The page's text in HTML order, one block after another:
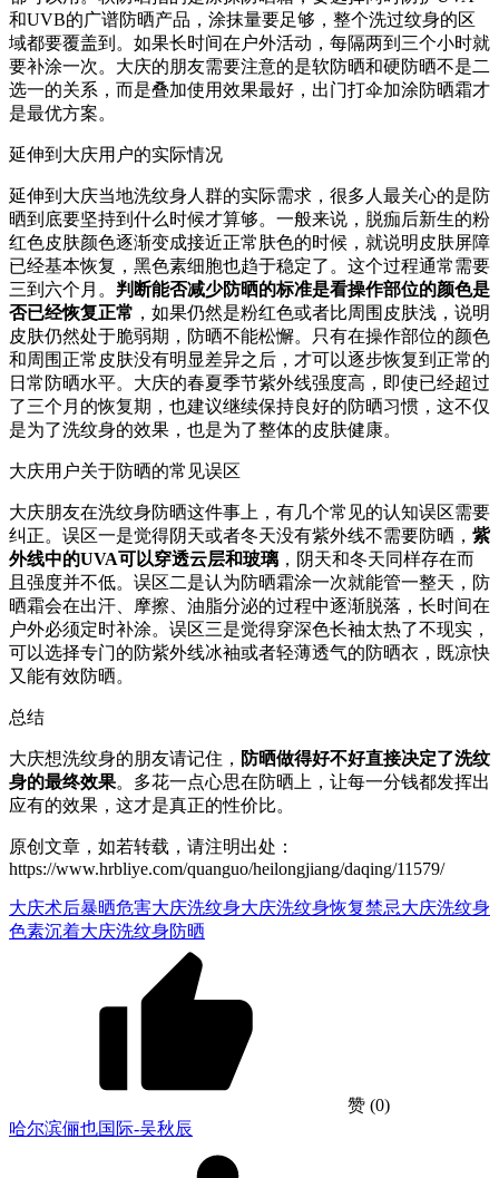
和UVB的广谱防晒产品，涂抹量要足够，整个洗过纹身的区
域都要覆盖到。如果长时间在户外活动，每隔两到三个小时就
要补涂一次。大庆的朋友需要注意的是软防晒和硬防晒不是二
选一的关系，而是叠加使用效果最好，出门打伞加涂防晒霜才
是最优方案。
延伸到大庆用户的实际情况
延伸到大庆当地洗纹身人群的实际需求，很多人最关心的是防
晒到底要坚持到什么时候才算够。一般来说，脱痂后新生的粉
红色皮肤颜色逐渐变成接近正常肤色的时候，就说明皮肤屏障
已经基本恢复，黑色素细胞也趋于稳定了。这个过程通常需要
三到六个月。 判断能否减少防晒的标准是看操作部位的颜色是
否已经恢复正常 ，如果仍然是粉红色或者比周围皮肤浅，说明
皮肤仍然处于脆弱期，防晒不能松懈。只有在操作部位的颜色
和周围正常皮肤没有明显差异之后，才可以逐步恢复到正常的
日常防晒水平。大庆的春夏季节紫外线强度高，即使已经超过
了三个月的恢复期，也建议继续保持良好的防晒习惯，这不仅
是为了洗纹身的效果，也是为了整体的皮肤健康。
大庆用户关于防晒的常见误区
大庆朋友在洗纹身防晒这件事上，有几个常见的认知误区需要
纠正。误区一是觉得阴天或者冬天没有紫外线不需要防晒， 紫
外线中的UVA可以穿透云层和玻璃 ，阴天和冬天同样存在而
且强度并不低。误区二是认为防晒霜涂一次就能管一整天，防
晒霜会在出汗、摩擦、油脂分泌的过程中逐渐脱落，长时间在
户外必须定时补涂。误区三是觉得穿深色长袖太热了不现实，
可以选择专门的防紫外线冰袖或者轻薄透气的防晒衣，既凉快
又能有效防晒。
总结
大庆想洗纹身的朋友请记住， 防晒做得好不好直接决定了洗纹
身的最终效果。多花一点心思在防晒上，让每一分钱都发挥出
应有的效果，这才是真正的性价比。
原创文章，如若转载，请注明出处：
https://www.hrbliye.com/quanguo/heilongjiang/daqing/11579/
大庆术后暴晒危害大庆洗纹身大庆洗纹身恢复禁忌大庆洗纹身
色素沉着大庆洗纹身防晒
赞 (0)
哈尔滨俪也国际-吴秋辰